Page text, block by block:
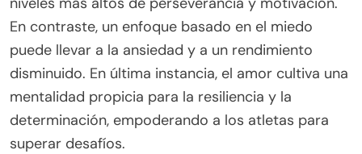
En contraste, un enfoque basado en el miedo
puede llevar a la ansiedad y a un rendimiento
disminuido. En última instancia, el amor cultiva una
mentalidad propicia para la resiliencia y la
determinación, empoderando a los atletas para
superar desafíos.